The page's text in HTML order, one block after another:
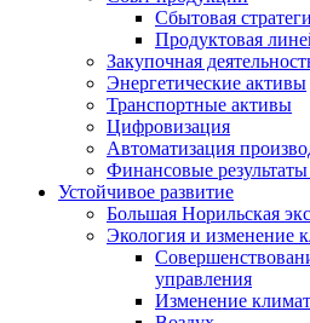
Сбытовая
Продуктовая
Закупочная
Энергетические активы
Транспортные активы
Цифровизация
Автоматизация
Финансовые
Устойчивое развитие
Большая Норильская
Экология и изменение
управления
Изменение